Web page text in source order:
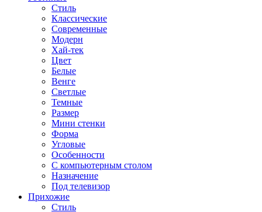
Стиль
Классические
Современные
Модерн
Хай-тек
Цвет
Белые
Венге
Светлые
Темные
Размер
Мини стенки
Форма
Угловые
Особенности
С компьютерным столом
Назначение
Под телевизор
Прихожие
Стиль